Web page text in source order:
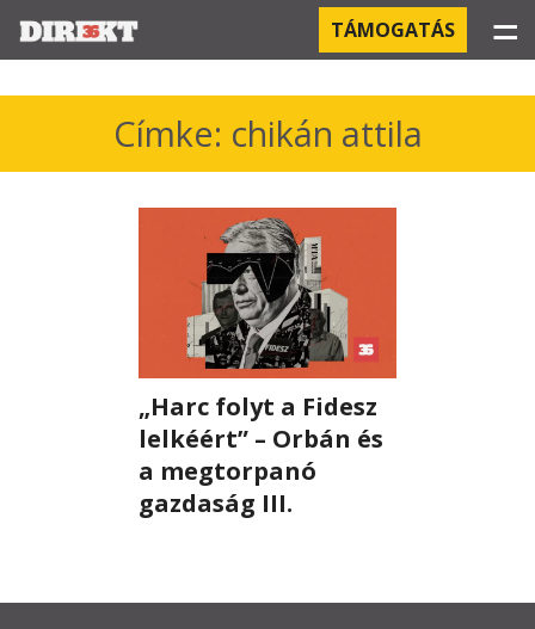
PROJEKTEK
KÓRHÁZI FERTŐZÉSEK
OROSZ KAPCSOLATOK
PEGASUS-MEGFIGYELÉSEK
AZ ORBÁN CSALÁD ÜZLETEI
OFFSHORE TITKOK
TÁMOGATÁS ☰
Címke: chikán attila
„Harc folyt a Fidesz
lelkéért” – Orbán és
a megtorpanó
gazdaság III.